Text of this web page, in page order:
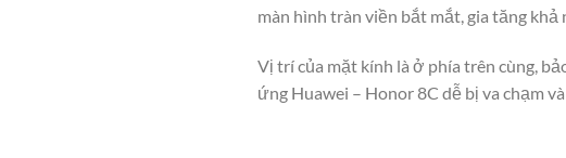
màn hình tràn viền bắt mắt, gia tăng khả
Vị trí của mặt kính là ở phía trên cùng,
ứng Huawei – Honor 8C dễ bị va chạm